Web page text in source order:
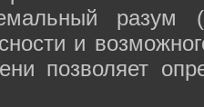
разум
и
позволяет